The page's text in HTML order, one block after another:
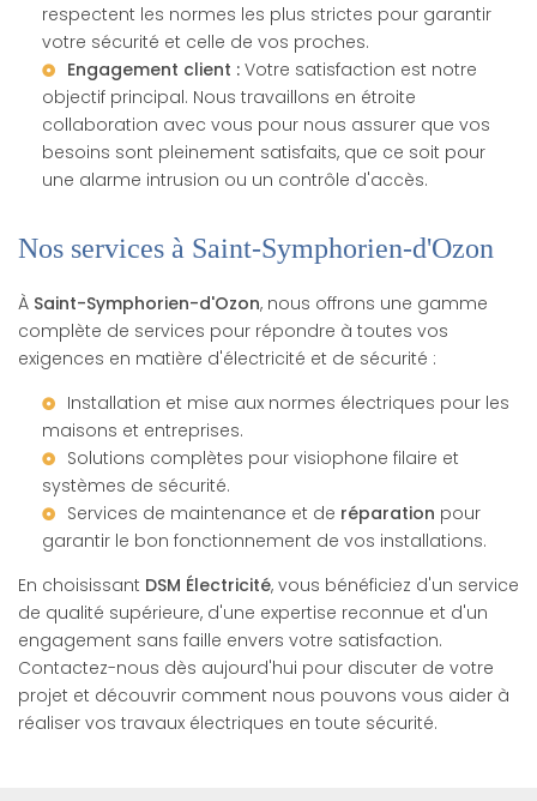
respectent les normes les plus strictes pour garantir
votre sécurité et celle de vos proches.
Engagement client : Votre satisfaction est notre
objectif principal. Nous travaillons en étroite
collaboration avec vous pour nous assurer que vos
besoins sont pleinement satisfaits, que ce soit pour
une alarme intrusion ou un contrôle d'accès.
Nos services à Saint-Symphorien-d'Ozon
À Saint-Symphorien-d'Ozon, nous offrons une gamme
complète de services pour répondre à toutes vos
exigences en matière d'électricité et de sécurité :
Installation et mise aux normes électriques pour les
maisons et entreprises.
Solutions complètes pour visiophone filaire et
systèmes de sécurité.
Services de maintenance et de réparation pour
garantir le bon fonctionnement de vos installations.
En choisissant DSM Électricité, vous bénéficiez d'un service
de qualité supérieure, d'une expertise reconnue et d'un
engagement sans faille envers votre satisfaction.
Contactez-nous dès aujourd'hui pour discuter de votre
projet et découvrir comment nous pouvons vous aider à
réaliser vos travaux électriques en toute sécurité.